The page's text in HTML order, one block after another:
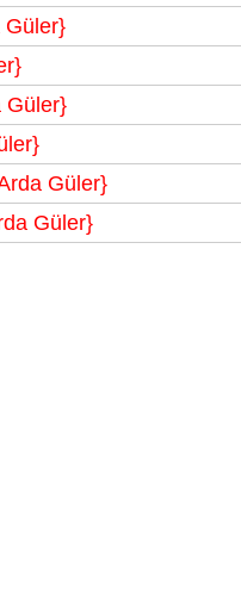
Güler}
Güler}
Güler}
Güler}